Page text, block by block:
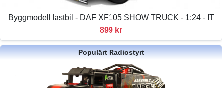
Byggmodell lastbil - DAF XF105 SHOW TRUCK - 1:24 - IT
899 kr
Populärt Radiostyrt